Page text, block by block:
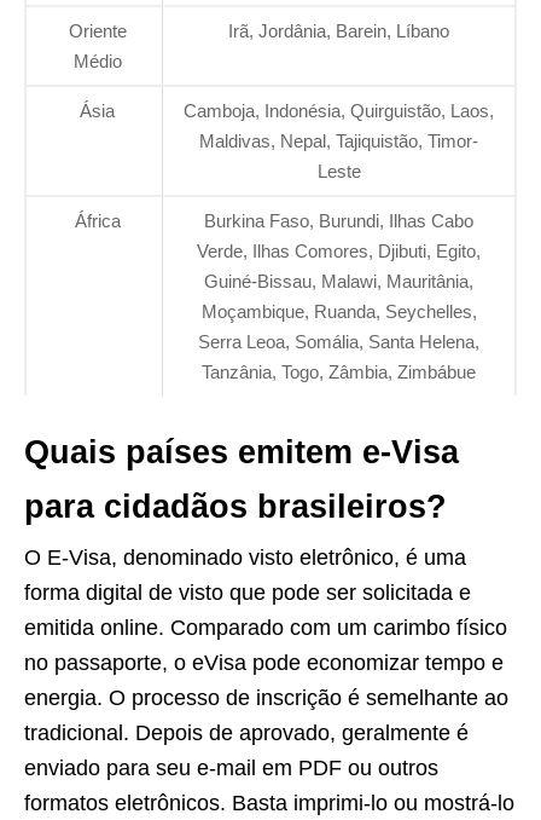
Oriente
Médio
Irã, Jordânia, Barein, Líbano
Ásia
Camboja, Indonésia, Quirguistão, Laos,
Maldivas, Nepal, Tajiquistão, Timor-
Leste
África
Burkina Faso, Burundi, Ilhas Cabo
Verde, Ilhas Comores, Djibuti, Egito,
Guiné-Bissau, Malawi, Mauritânia,
Moçambique, Ruanda, Seychelles,
Serra Leoa, Somália, Santa Helena,
Tanzânia, Togo, Zâmbia, Zimbábue
Quais países emitem e-Visa
para cidadãos brasileiros?
O E-Visa, denominado visto eletrônico, é uma
forma digital de visto que pode ser solicitada e
emitida online. Comparado com um carimbo físico
no passaporte, o eVisa pode economizar tempo e
energia. O processo de inscrição é semelhante ao
tradicional. Depois de aprovado, geralmente é
enviado para seu e-mail em PDF ou outros
formatos eletrônicos. Basta imprimi-lo ou mostrá-lo